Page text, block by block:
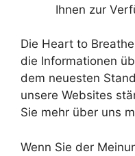
Ihnen zur
Die Heart to
die Informationen
dem neuesten
unsere Websites
Sie mehr über uns
Wenn Sie der